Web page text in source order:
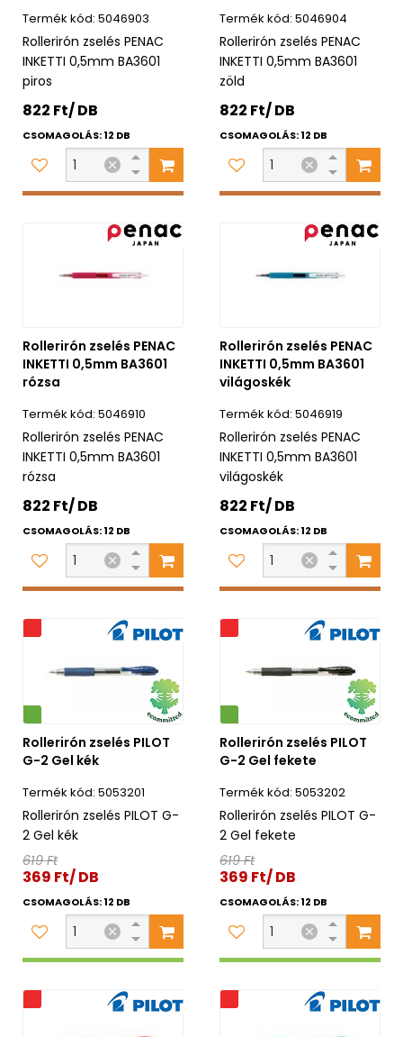
5046903
Rollerirón zselés PENAC
INKETTI 0,5mm BA3601
piros
822 Ft/ DB
CSOMAGOLÁS: 12 DB
5046904
Rollerirón zselés PENAC
INKETTI 0,5mm BA3601
zöld
822 Ft/ DB
CSOMAGOLÁS: 12 DB
Rollerirón zselés PENAC
INKETTI 0,5mm BA3601
rózsa
5046910
Rollerirón zselés PENAC
INKETTI 0,5mm BA3601
rózsa
822 Ft/ DB
CSOMAGOLÁS: 12 DB
Rollerirón zselés PENAC
INKETTI 0,5mm BA3601
világoskék
5046919
Rollerirón zselés PENAC
INKETTI 0,5mm BA3601
világoskék
822 Ft/ DB
CSOMAGOLÁS: 12 DB
Rollerirón zselés PILOT
G-2 Gel kék
5053201
Rollerirón zselés PILOT G-
2 Gel kék
619 Ft
369 Ft/ DB
CSOMAGOLÁS: 12 DB
Akciós
Környezetbarát
Rollerirón zselés PILOT
G-2 Gel fekete
5053202
Rollerirón zselés PILOT G-
2 Gel fekete
619 Ft
369 Ft/ DB
CSOMAGOLÁS: 12 DB
Akciós